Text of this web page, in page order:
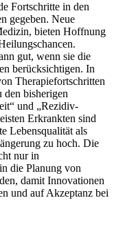
Fortschritte in den
gegeben. Neue
bieten Hoffnung
gut, wenn sie die
berücksichtigen. In
Therapiefortschritten
den bisherigen
und „Rezidiv-
Erkrankten sind
Lebensqualität als
zu hoch. Die
nur in
die Planung von
damit Innovationen
und auf Akzeptanz bei